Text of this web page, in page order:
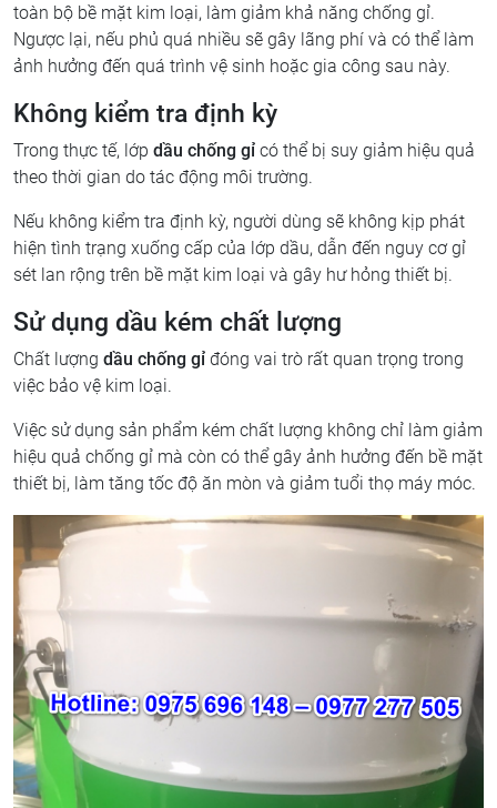
toàn bộ bề mặt kim loại, làm giảm khả năng chống gỉ.
Ngược lại, nếu phủ quá nhiều sẽ gây lãng phí và có thể làm
ảnh hưởng đến quá trình vệ sinh hoặc gia công sau này.
Không kiểm tra định kỳ
Trong thực tế, lớp dầu chống gỉ có thể bị suy giảm hiệu quả
theo thời gian do tác động môi trường.
Nếu không kiểm tra định kỳ, người dùng sẽ không kịp phát
hiện tình trạng xuống cấp của lớp dầu, dẫn đến nguy cơ gỉ
sét lan rộng trên bề mặt kim loại và gây hư hỏng thiết bị.
Sử dụng dầu kém chất lượng
Chất lượng dầu chống gỉ đóng vai trò rất quan trọng trong
việc bảo vệ kim loại.
Việc sử dụng sản phẩm kém chất lượng không chỉ làm giảm
hiệu quả chống gỉ mà còn có thể gây ảnh hưởng đến bề mặt
thiết bị, làm tăng tốc độ ăn mòn và giảm tuổi thọ máy móc.